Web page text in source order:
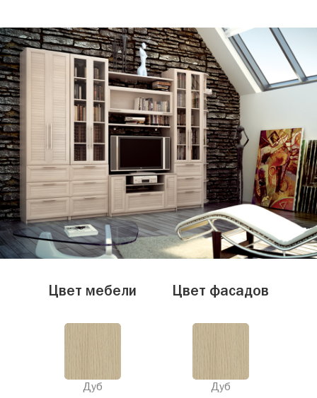
Цвет мебели
Дуб
Цвет фасадов
Дуб